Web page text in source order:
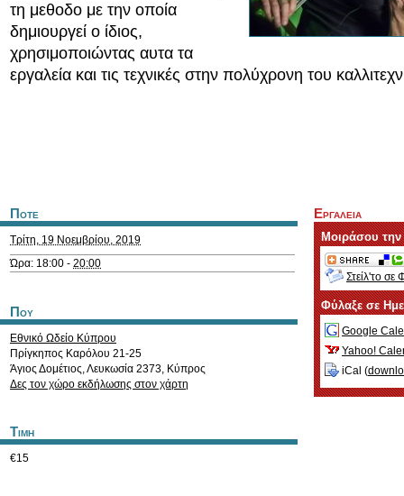
τη μεθοδο με την οποία
δημιουργεί ο ίδιος,
χρησιμοποιώντας αυτα τα
εργαλεία και τις τεχνικές στην πολύχρονη του
Ποτε
Τρίτη, 19 Νοεμβρίου, 2019
Ώρα: 18:00 - 20:00
Που
Εθνικό Ωδείο Κύπρου
Πρίγκηπος Καρόλου 21-25
Άγιος Δομέτιος,Λευκωσία 2373, Κύπρος
Δες τον χώρο εκδήλωσης στον χάρτη
Τιμη
€15
Εργαλεια
Μοιράσου
Στείλ'το σε
Φύλαξε σε
Google
Yahoo!
iCal (